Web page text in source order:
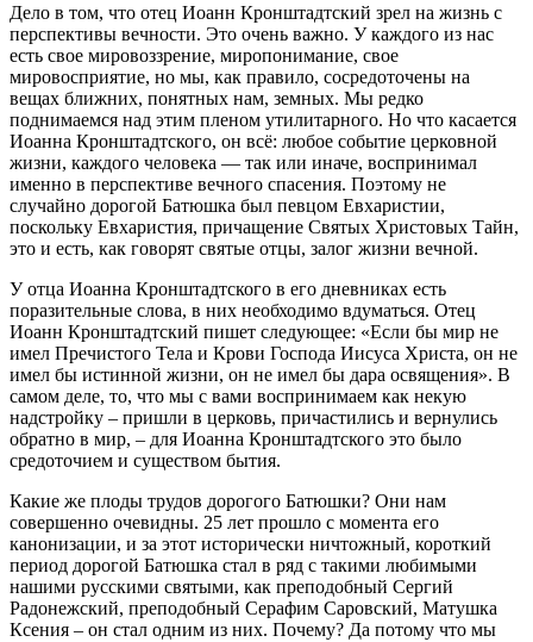
Дело в том, что отец Иоанн Кронштадтский зрел на жизнь с
перспективы вечности. Это очень важно. У каждого из нас
есть свое мировоззрение, миропонимание, свое
мировосприятие, но мы, как правило, сосредоточены на
вещах ближних, понятных нам, земных. Мы редко
поднимаемся над этим пленом утилитарного. Но что касается
Иоанна Кронштадтского, он всё: любое событие церковной
жизни, каждого человека — так или иначе, воспринимал
именно в перспективе вечного спасения. Поэтому не
случайно дорогой Батюшка был певцом Евхаристии,
поскольку Евхаристия, причащение Святых Христовых Тайн,
это и есть, как говорят святые отцы, залог жизни вечной.
У отца Иоанна Кронштадтского в его дневниках есть
поразительные слова, в них необходимо вдуматься. Отец
Иоанн Кронштадтский пишет следующее: «Если бы мир не
имел Пречистого Тела и Крови Господа Иисуса Христа, он не
имел бы истинной жизни, он не имел бы дара освящения». В
самом деле, то, что мы с вами воспринимаем как некую
надстройку – пришли в церковь, причастились и вернулись
обратно в мир, – для Иоанна Кронштадтского это было
средоточием и существом бытия.
Какие же плоды трудов дорогого Батюшки? Они нам
совершенно очевидны. 25 лет прошло с момента его
канонизации, и за этот исторически ничтожный, короткий
период дорогой Батюшка стал в ряд с такими любимыми
нашими русскими святыми, как преподобный Сергий
Радонежский, преподобный Серафим Саровский, Матушка
Ксения – он стал одним из них. Почему? Да потому что мы